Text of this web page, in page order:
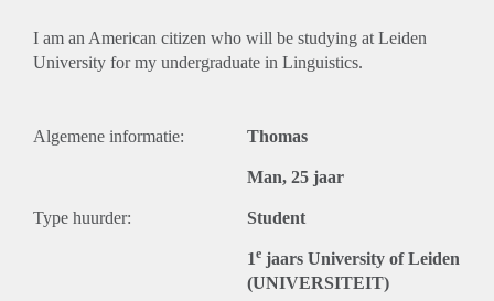
I am an American citizen who will be studying at Leiden
University for my undergraduate in Linguistics.
Algemene informatie: Thomas
Man, 25 jaar
Type huurder: Student
1e jaars University of Leiden
(UNIVERSITEIT)